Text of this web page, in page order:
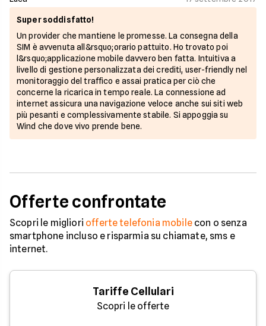
Super soddisfatto!
Un provider che mantiene le promesse. La consegna della
SIM è avvenuta all&rsquo;orario pattuito. Ho trovato poi
l&rsquo;applicazione mobile davvero ben fatta. Intuitiva a
livello di gestione personalizzata dei crediti, user-friendly nel
monitoraggio del traffico e assai pratica per ciò che
concerne la ricarica in tempo reale. La connessione ad
internet assicura una navigazione veloce anche sui siti web
più pesanti e complessivamente stabile. Si appoggia su
Wind che dove vivo prende bene.
Offerte confrontate
Scopri le migliori offerte telefonia mobilecon o senza
smartphone incluso e risparmia su chiamate, sms e
internet.
Tariffe Cellulari
Scopri le offerte